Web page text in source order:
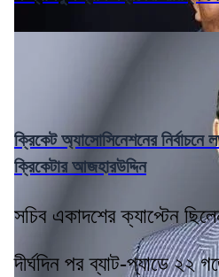
ক্রিকেট অ্যাসোসিনেশনের নির্বাচনে
ক্রিকেটার আজহারউদ্দিন
সচিব একাদশের ক্যাপ্টেন
দীর্ঘদিন পর ব্যাট-প্যাডে ২২